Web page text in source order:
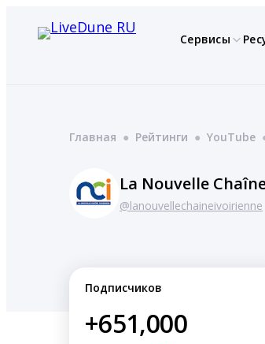
Сервисы
Главная ● Рейтинги ● YouTube
La Nouvelle
@lanouvellechaineivoirienne
Подписчиков
+651,000